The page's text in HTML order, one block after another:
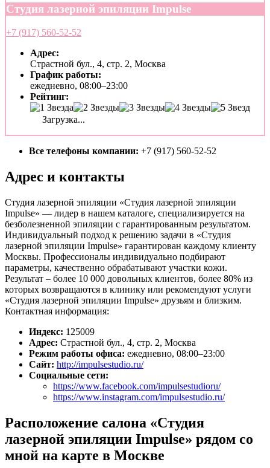
Студия лазерной эпиляции Impulse
+7 (917) 560-52-52
Адрес:
Страстной бул., 4, стр. 2, Москва
График работы:
ежедневно, 08:00–23:00
Рейтинг:
Загрузка...
Все телефоны компании: +7 (917) 560-52-52
Адрес и контакты
Студия лазерной эпиляции «Студия лазерной эпиляции
Impulse» — лидер в нашем каталоге, специализируется на
безболезненной эпиляции с гарантированным результатом.
Индивидуальный подход к решению задачи в «Студия
лазерной эпиляции Impulse» гарантирован каждому клиенту
Москвы. Профессионалы индивидуально подбирают
параметры, качественно обрабатывают участки кожи.
Результат – более 10 000 довольных клиентов, более 80% из
которых возвращаются в клинику или рекомендуют услуги
«Студия лазерной эпиляции Impulse» друзьям и близким.
Контактная информация:
Индекс: 125009
Адрес: Страстной бул., 4, стр. 2, Москва
Режим работы офиса: ежедневно, 08:00–23:00
Сайт: http://impulsestudio.ru/
Социальные сети:
https://www.facebook.com/impulsestudioru/
https://www.instagram.com/impulsestudio.ru/
Расположение салона «Студия
лазерной эпиляции Impulse» рядом со
мной на карте в Москве